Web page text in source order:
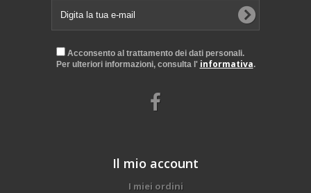
Acconsento al trattamento dei dati personali.
Per ulteriori informazioni, consulta l' informativa.
Il mio account
I miei ordini